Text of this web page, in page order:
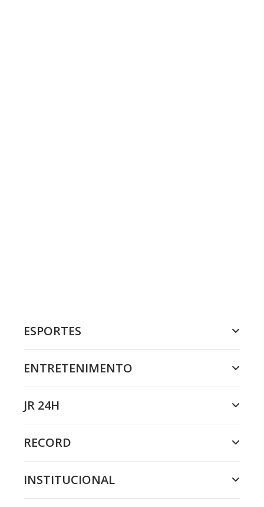
ESPORTES
ENTRETENIMENTO
JR 24H
RECORD
INSTITUCIONAL